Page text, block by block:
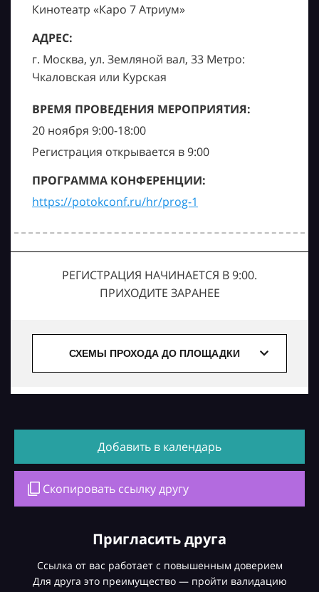
Кинотеатр «Каро 7 Атриум»
АДРЕС:
г. Москва, ул. Земляной вал, 33 Метро:
Чкаловская или Курская
ВРЕМЯ ПРОВЕДЕНИЯ МЕРОПРИЯТИЯ:
20 ноября 9:00-18:00
Регистрация открывается в 9:00
ПРОГРАММА КОНФЕРЕНЦИИ:
https://potokconf.ru/hr/prog-1
РЕГИСТРАЦИЯ НАЧИНАЕТСЯ В 9:00.
ПРИХОДИТЕ ЗАРАНЕЕ
СХЕМЫ ПРОХОДА ДО ПЛОЩАДКИ
Добавить в календарь
Скопировать ссылку другу
Пригласить друга
Ссылка от вас работает с повышенным доверием
Для друга это преимущество — пройти валидацию